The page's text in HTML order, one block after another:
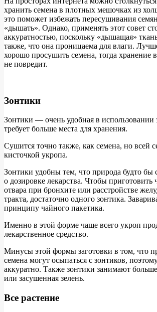
хранить семена в плотных мешочках из
это поможет избежать пересушивания
«дышать». Однако, применять этот совет
аккуратностью, поскольку «дышащая»
также, что она проницаема для влаги.
хорошо просушить семена, тогда хранение
не повредит.
Зонтики
Зонтики — очень удобная в использовании
требует больше места для хранения.
Сушится точно также, как семена, но всей
кисточкой укропа.
Зонтики удобны тем, что природа будто бы
о дозировке лекарства. Чтобы приготовить
отвара при бронхите или расстройстве
тракта, достаточно одного зонтика.
принципу чайного пакетика.
Именно в этой форме чаще всего укроп
лекарственное средство.
Минусы этой формы заготовки в том, что
семена могут осыпаться с зонтиков,
аккуратно. Также зонтики занимают
или засушенная зелень.
Все растение